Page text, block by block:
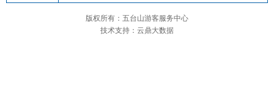
版权所有：五台山游客服务中心
技术支持：云鼎大数据